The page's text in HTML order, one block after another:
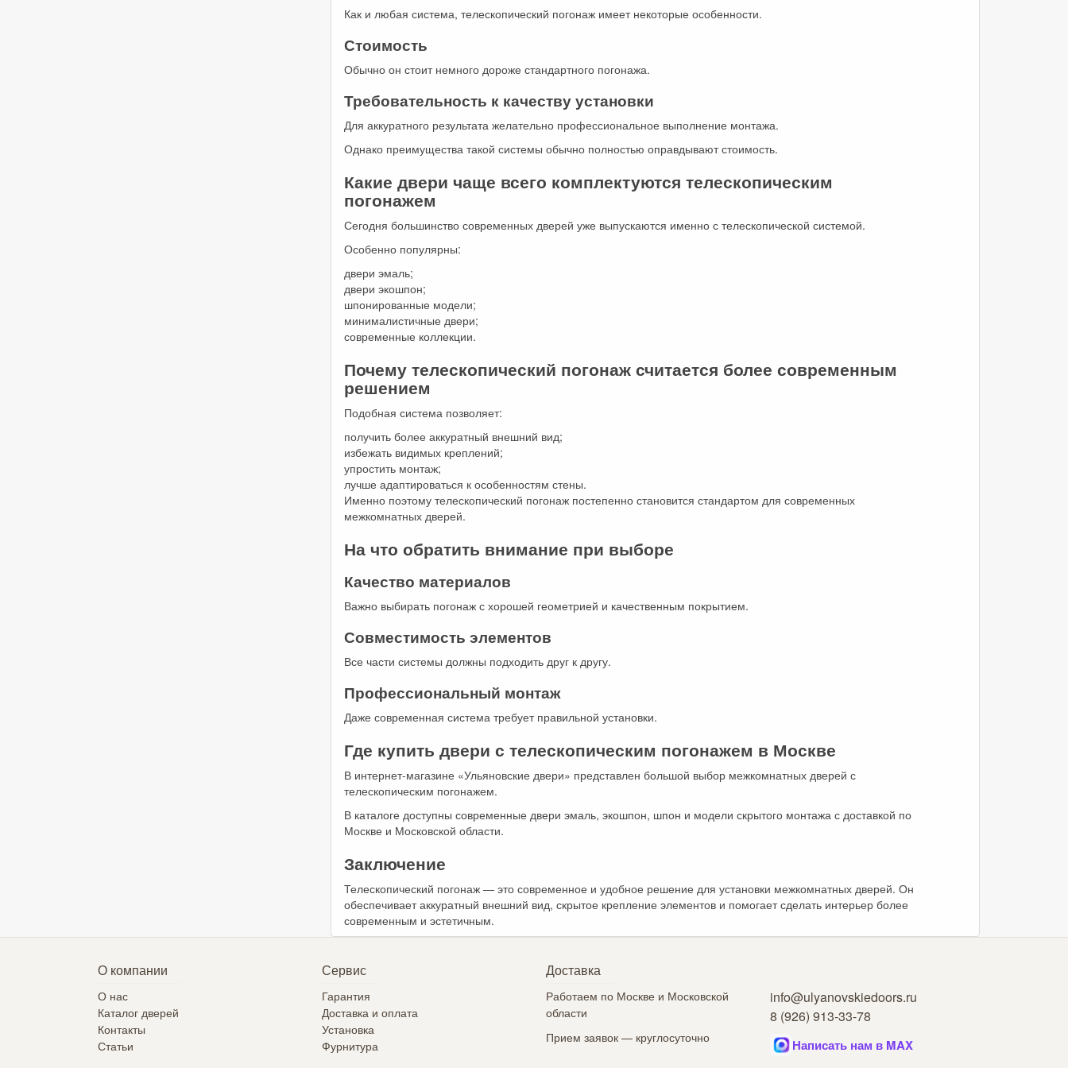
Как и любая система, телескопический погонаж имеет некоторые особенности.
Стоимость
Обычно он стоит немного дороже стандартного погонажа.
Требовательность к качеству установки
Для аккуратного результата желательно профессиональное выполнение монтажа.
Однако преимущества такой системы обычно полностью оправдывают стоимость.
Какие двери чаще всего комплектуются телескопическим
погонажем
Сегодня большинство современных дверей уже выпускаются именно с телескопической системой.
Особенно популярны:
двери эмаль;
двери экошпон;
шпонированные модели;
минималистичные двери;
современные коллекции.
Почему телескопический погонаж считается более современным
решением
Подобная система позволяет:
получить более аккуратный внешний вид;
избежать видимых креплений;
упростить монтаж;
лучше адаптироваться к особенностям стены.
Именно поэтому телескопический погонаж постепенно становится стандартом для современных
межкомнатных дверей.
На что обратить внимание при выборе
Качество материалов
Важно выбирать погонаж с хорошей геометрией и качественным покрытием.
Совместимость элементов
Все части системы должны подходить друг к другу.
Профессиональный монтаж
Даже современная система требует правильной установки.
Где купить двери с телескопическим погонажем в Москве
В интернет-магазине «Ульяновские двери» представлен большой выбор межкомнатных дверей с
телескопическим погонажем.
В каталоге доступны современные двери эмаль, экошпон, шпон и модели скрытого монтажа с доставкой по
Москве и Московской области.
Заключение
Телескопический погонаж — это современное и удобное решение для установки межкомнатных дверей. Он
обеспечивает аккуратный внешний вид, скрытое крепление элементов и помогает сделать интерьер более
современным и эстетичным.
О компании
О нас
Каталог дверей
Контакты
Статьи
Сервис
Гарантия
Доставка и оплата
Установка
Фурнитура
Доставка
Работаем по Москве и Московской
области
Прием заявок — круглосуточно
info@ulyanovskiedoors.ru
8 (926) 913-33-78
Написать нам в MAX